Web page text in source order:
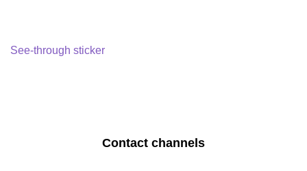
See-through sticker
Contact channels